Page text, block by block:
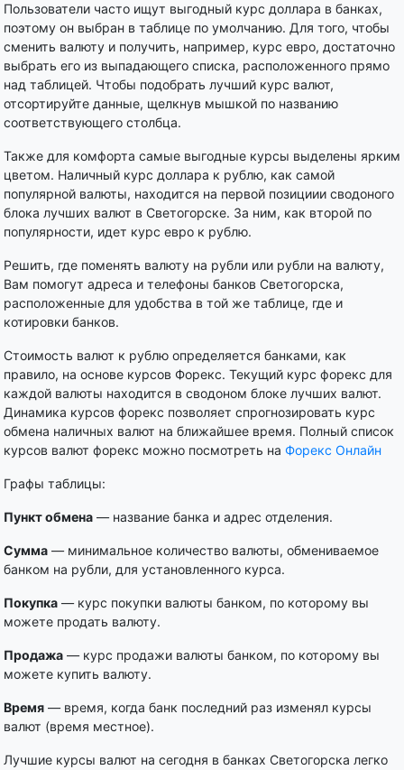
Пользователи часто ищут выгодный курс доллара в банках,
поэтому он выбран в таблице по умолчанию. Для того, чтобы
сменить валюту и получить, например, курс евро, достаточно
выбрать его из выпадающего списка, расположенного прямо
над таблицей. Чтобы подобрать лучший курс валют,
отсортируйте данные, щелкнув мышкой по названию
соответствующего столбца.
Также для комфорта самые выгодные курсы выделены ярким
цветом. Наличный курс доллара к рублю, как самой
популярной валюты, находится на первой позициии сводоного
блока лучших валют в Светогорске. За ним, как второй по
популярности, идет курс евро к рублю.
Решить, где поменять валюту на рубли или рубли на валюту,
Вам помогут адреса и телефоны банков Светогорска,
расположенные для удобства в той же таблице, где и
котировки банков.
Стоимость валют к рублю определяется банками, как
правило, на основе курсов Форекс. Текущий курс форекс для
каждой валюты находится в сводоном блоке лучших валют.
Динамика курсов форекс позволяет спрогнозировать курс
обмена наличных валют на ближайшее время. Полный список
курсов валют форекс можно посмотреть на Форекс Онлайн
Графы таблицы:
Пункт обмена — название банка и адрес отделения.
Сумма — минимальное количество валюты, обмениваемое
банком на рубли, для установленного курса.
Покупка — курс покупки валюты банком, по которому вы
можете продать валюту.
Продажа — курс продажи валюты банком, по которому вы
можете купить валюту.
Время — время, когда банк последний раз изменял курсы
валют (время местное).
Лучшие курсы валют на сегодня в банках Светогорска легко